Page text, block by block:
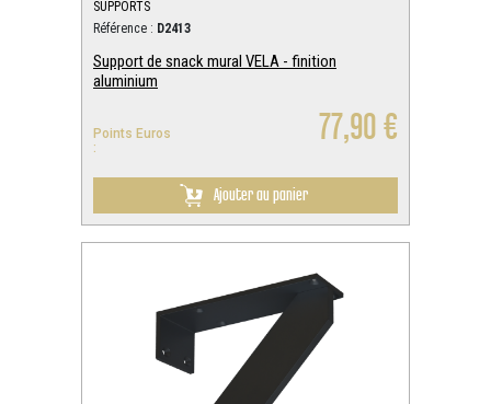
SUPPORTS
Référence : D2413
Support de snack mural VELA - finition
aluminium
Points Euros
:
77,90 €
Ajouter au panier